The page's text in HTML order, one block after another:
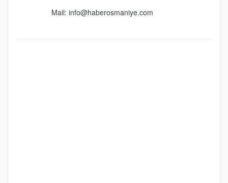
Mail: info@haberosmaniye.com